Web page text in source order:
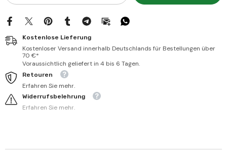
Kostenlose Lieferung
Kostenloser Versand innerhalb Deutschlands für Bestellungen über
70 €*
Voraussichtlich geliefert in 4 bis 6 Tagen.
Retouren
Erfahren Sie mehr.
Widerrufsbelehrung
Erfahren Sie mehr.